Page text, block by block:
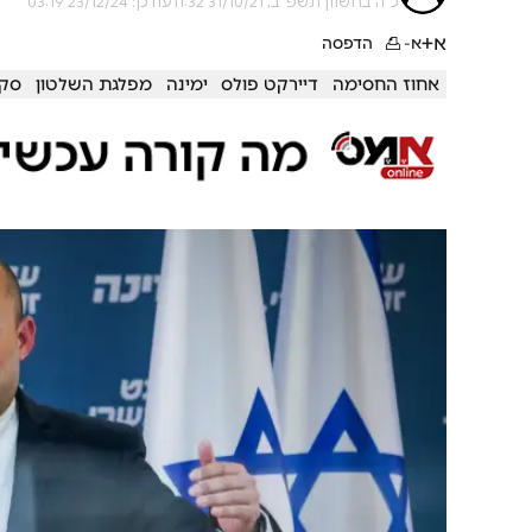
א+א- הדפסה
אחוז החסימה דיירקט פולס ימינה מפלגת השלטון